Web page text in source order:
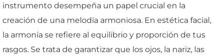
instrumento desempeña un papel crucial en la
creación de una melodía armoniosa. En estética facial,
la armonía se refiere al equilibrio y proporción de tus
rasgos. Se trata de garantizar que los ojos, la nariz, las